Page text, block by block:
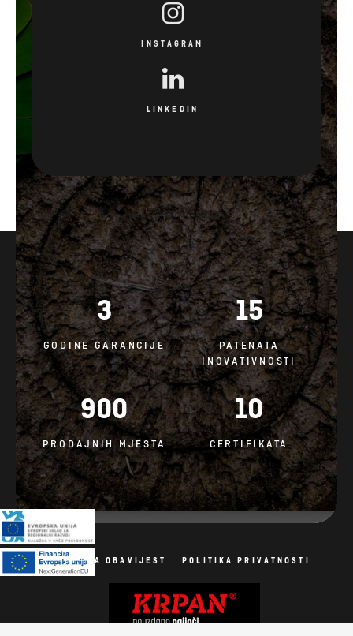
LINKEDIN
3
GODINE GARANCIJE
15
PATENATA
INOVATIVNOSTI
900
PRODAJNIH MJESTA
10
CERTIFIKATA
PRAVNA OBAVIJEST POLITIKA PRIVATNOSTI
Politika kolačića
Izrada mrežnih stranica: AV studio